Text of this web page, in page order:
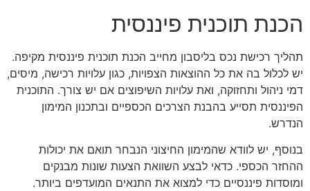
הכנת תוכנית פיננסית
תהליך רכישת נכס בליסבון מחייב הכנת תוכנית פיננסית מקיפה.
יש לכלול בה את כל ההוצאות הצפויות, כגון עלויות רכישה, מיסים,
דמי ניהול ותחזוקה, ואת עלויות השיפוצים אם יש צורך. התוכנית
הפיננסית תסייע בהבנת הצרכים הכספיים ובתכנון המימון
הנדרש.
בנוסף, יש לוודא שהמימון החיצוני הנבחר תואם את יכולות
ההחזר הכספי. כדאי לבצע השוואת הצעות שונות מבנקים
ומוסדות פיננסיים כדי למצוא את התנאים המועדפים ביותר.